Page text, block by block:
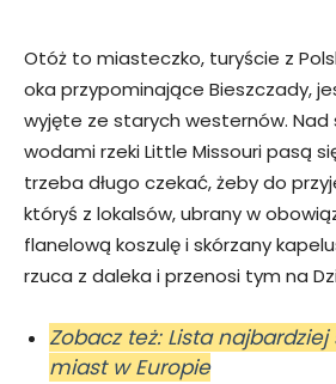
Otóż to miasteczko, turyście z
oka przypominające Bieszczady,
wyjęte ze starych westernów. Nad
wodami rzeki Little Missouri pasą
trzeba długo czekać, żeby do
któryś z lokalsów, ubrany w
flanelową koszulę i skórzany
rzuca z daleka i przenosi tym na
Zobacz też: Lista najbardziej
miast w Europie